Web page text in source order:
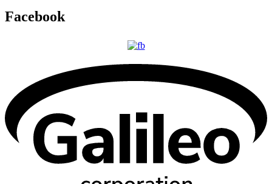
Facebook